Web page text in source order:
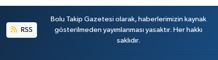
RSS
Bolu Takip Gazetesi olarak, haberlerimizin kaynak
gösterilmeden yayımlanması yasaktır. Her hakkı
saklıdır.